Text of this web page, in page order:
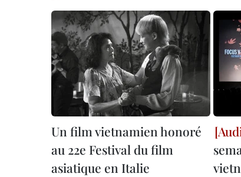
Un film vietnamien honoré
au 22e Festival du film
asiatique en Italie